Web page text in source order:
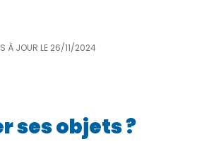
À JOUR LE 26/11/2024
ses objets ?